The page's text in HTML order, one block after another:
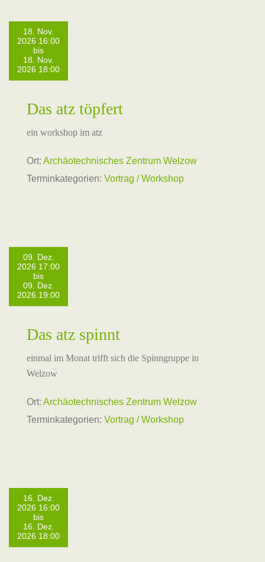
18. Nov.
2026 16:00
bis
18. Nov.
2026 18:00
Das atz töpfert
ein workshop im atz
Ort: Archäotechnisches Zentrum Welzow
Terminkategorien: Vortrag / Workshop
09. Dez.
2026 17:00
bis
09. Dez.
2026 19:00
Das atz spinnt
einmal im Monat trifft sich die Spinngruppe in
Welzow
Ort: Archäotechnisches Zentrum Welzow
Terminkategorien: Vortrag / Workshop
16. Dez.
2026 16:00
bis
16. Dez.
2026 18:00